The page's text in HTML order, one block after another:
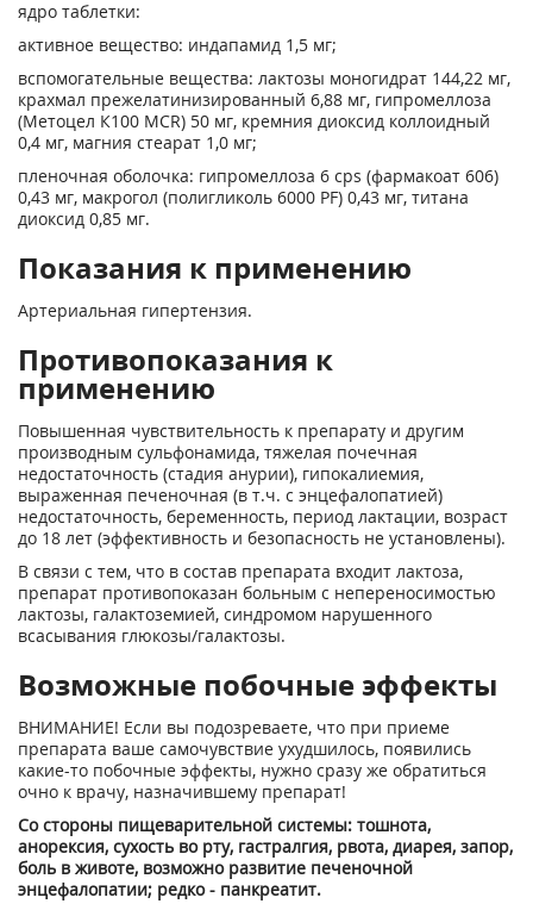
ядро таблетки:
активное вещество: индапамид 1,5 мг;
вспомогательные вещества: лактозы моногидрат 144,22 мг,
крахмал прежелатинизированный 6,88 мг, гипромеллоза
(Метоцел К100 MCR) 50 мг, кремния диоксид коллоидный
0,4 мг, магния стеарат 1,0 мг;
пленочная оболочка: гипромеллоза 6 cps (фармакоат 606)
0,43 мг, макрогол (полигликоль 6000 PF) 0,43 мг, титана
диоксид 0,85 мг.
Показания к применению
Артериальная гипертензия.
Противопоказания к
применению
Повышенная чувствительность к препарату и другим
производным сульфонамида, тяжелая почечная
недостаточность (стадия анурии), гипокалиемия,
выраженная печеночная (в т.ч. с энцефалопатией)
недостаточность, беременность, период лактации, возраст
до 18 лет (эффективность и безопасность не установлены).
В связи с тем, что в состав препарата входит лактоза,
препарат противопоказан больным с непереносимостью
лактозы, галактоземией, синдромом нарушенного
всасывания глюкозы/галактозы.
Возможные побочные эффекты
ВНИМАНИЕ! Если вы подозреваете, что при приеме
препарата ваше самочувствие ухудшилось, появились
какие-то побочные эффекты, нужно сразу же обратиться
очно к врачу, назначившему препарат!
Со стороны пищеварительной системы: тошнота,
анорексия, сухость во рту, гастралгия, рвота, диарея, запор,
боль в животе, возможно развитие печеночной
энцефалопатии; редко - панкреатит.